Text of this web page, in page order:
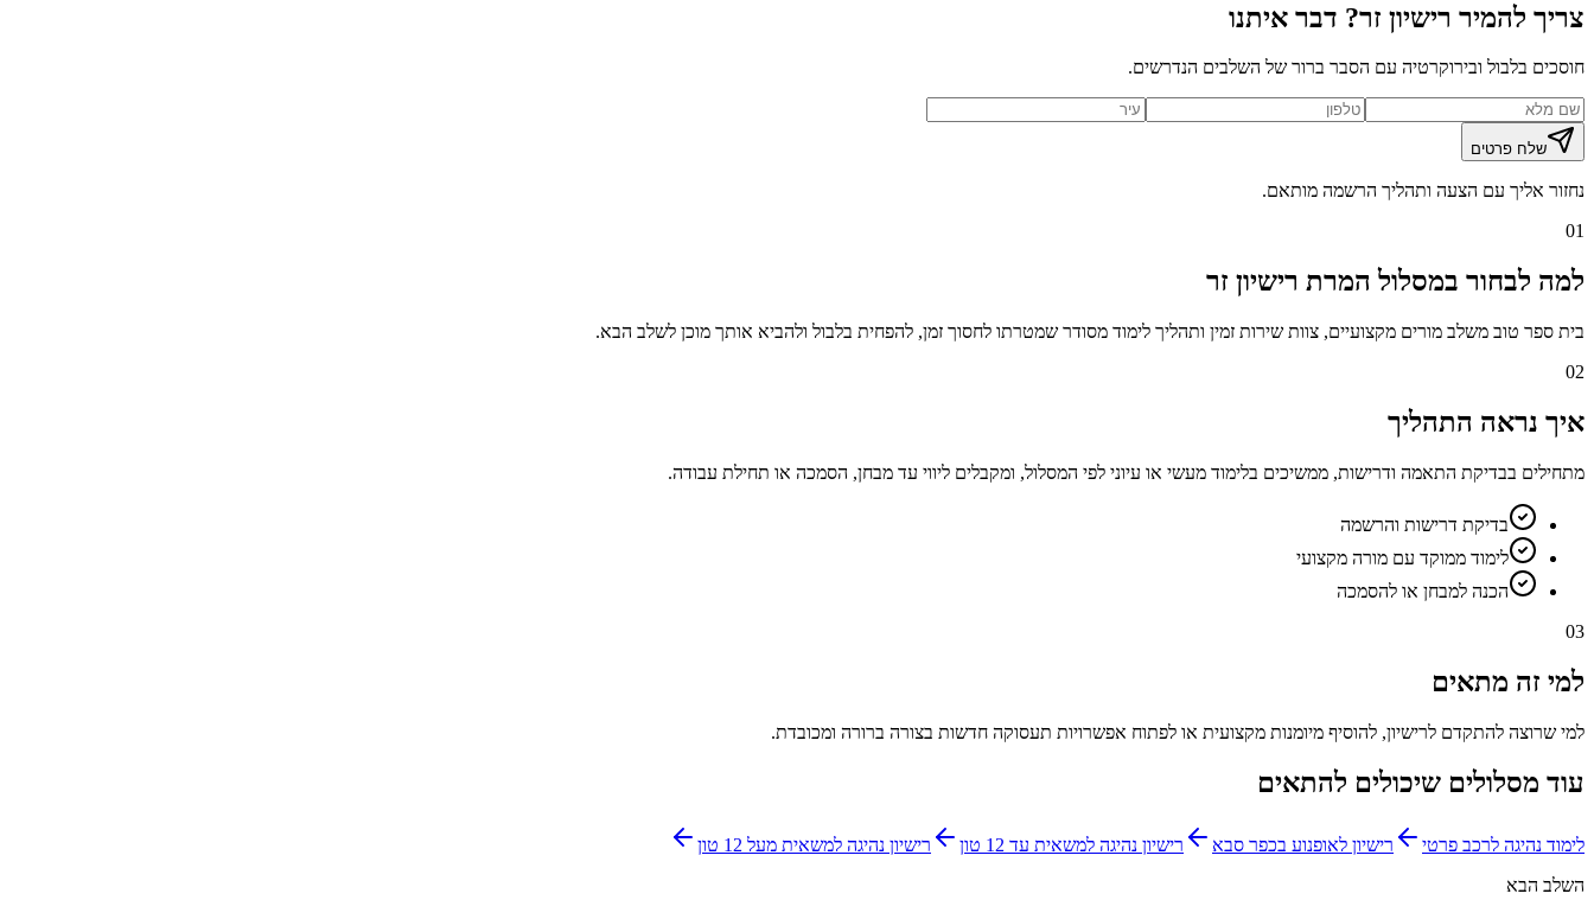
צריך להמיר רישיון זר? דבר איתנו
חוסכים בלבול ובירוקרטיה עם הסבר ברור של השלבים הנדרשים.
שלח פרטים
נחזור אליך עם הצעה ותהליך הרשמה מותאם.
01
למה לבחור במסלול המרת רישיון זר
בית ספר טוב משלב מורים מקצועיים, צוות שירות זמין ותהליך לימוד מסודר שמטרתו לחסוך זמן, להפחית בלבול ולהביא אותך מוכן לשלב הבא.
02
איך נראה התהליך
מתחילים בבדיקת התאמה ודרישות, ממשיכים בלימוד מעשי או עיוני לפי המסלול, ומקבלים ליווי עד מבחן, הסמכה או תחילת עבודה.
בדיקת דרישות והרשמה
לימוד ממוקד עם מורה מקצועי
הכנה למבחן או להסמכה
03
למי זה מתאים
למי שרוצה להתקדם לרישיון, להוסיף מיומנות מקצועית או לפתוח אפשרויות תעסוקה חדשות בצורה ברורה ומכובדת.
עוד מסלולים שיכולים להתאים
לימוד נהיגה לרכב פרטי רישיון לאופנוע בכפר סבא רישיון נהיגה למשאית עד 12 טון
רישיון נהיגה למשאית מעל 12 טון
השלב הבא